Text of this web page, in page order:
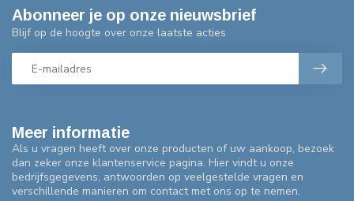
Meer informatie
Als u vragen heeft over onze producten of uw aankoop, bezoek
dan zeker onze klantenservice pagina. Hier vindt u onze
bedrijfsgegevens, antwoorden op veelgestelde vragen en
verschillende manieren om contact met ons op te nemen.
Abonneer je op onze nieuwsbrief
Blijf op de hoogte over onze laatste acties